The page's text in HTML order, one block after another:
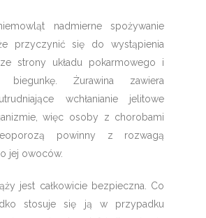
nadmierne spożywanie
przyczynić się do wystąpienia
strony układu pokarmowego i
biegunkę. Żurawina zawiera
wchłanianie jelitowe
więc osoby z chorobami
powinny z rozwagą
jej owoców.
jest całkowicie bezpieczna. Co
stosuje się ją w przypadku